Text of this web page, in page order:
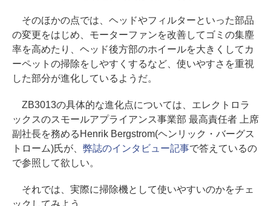
そのほかの点では、ヘッドやフィルターといった部品
の変更をはじめ、モーターファンを改善してゴミの集塵
率を高めたり、ヘッド後方部のホイールを大きくしてカ
ーペットの掃除をしやすくするなど、使いやすさを重視
した部分が進化しているようだ。
ZB3013の具体的な進化点については、エレクトロラ
ックスのスモールアプライアンス事業部 最高責任者 上席
副社長を務めるHenrik Bergstrom(ヘンリック・バーグス
トローム)氏が、 弊誌のインタビュー記事で答えているの
で参照して欲しい。
それでは、実際に掃除機として使いやすいのかをチェ
ックしてみよう。